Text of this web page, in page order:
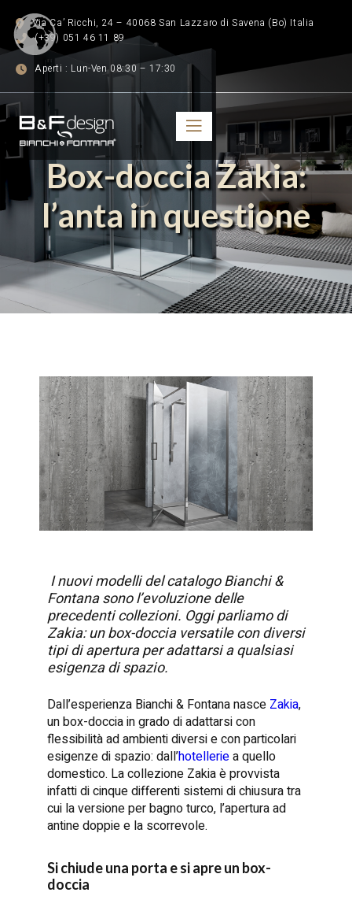
Via Ca’ Ricchi, 24 – 40068 San Lazzaro di Savena (Bo) Italia
(+39) 051 46 11 89
Aperti : Lun-Ven 08:30 – 17:30
Box-doccia Zakia:
l’anta in questione
I nuovi modelli del catalogo Bianchi &
Fontana sono l’evoluzione delle
precedenti collezioni. Oggi parliamo di
Zakia: un box-doccia versatile con diversi
tipi di apertura per adattarsi a qualsiasi
esigenza di spazio.
Dall’esperienza Bianchi & Fontana nasce Zakia,
un box-doccia in grado di adattarsi con
flessibilità ad ambienti diversi e con particolari
esigenze di spazio: dall’hotelleriea quello
domestico. La collezione Zakia è provvista
infatti di cinque differenti sistemi di chiusura tra
cui la versione per bagno turco, l’apertura ad
antine doppie e la scorrevole.
Si chiude una porta e si apre un box-
doccia